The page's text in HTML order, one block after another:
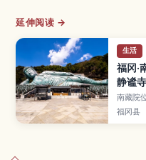
延伸阅读 →
生活
福冈·
静谧
南藏院
涅槃佛
重要一
福冈县